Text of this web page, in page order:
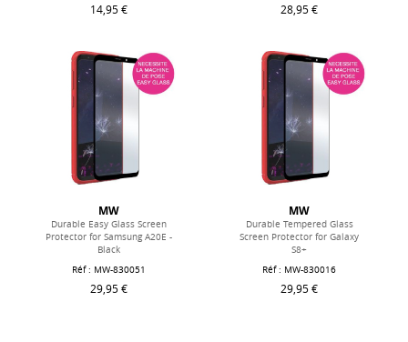
14,95 € 28,95 €
MW
Durable Easy Glass Screen
Protector for Samsung A20E -
Black
Réf : MW-830051
29,95 €
MW
Durable Tempered Glass
Screen Protector for Galaxy
S8+
Réf : MW-830016
29,95 €